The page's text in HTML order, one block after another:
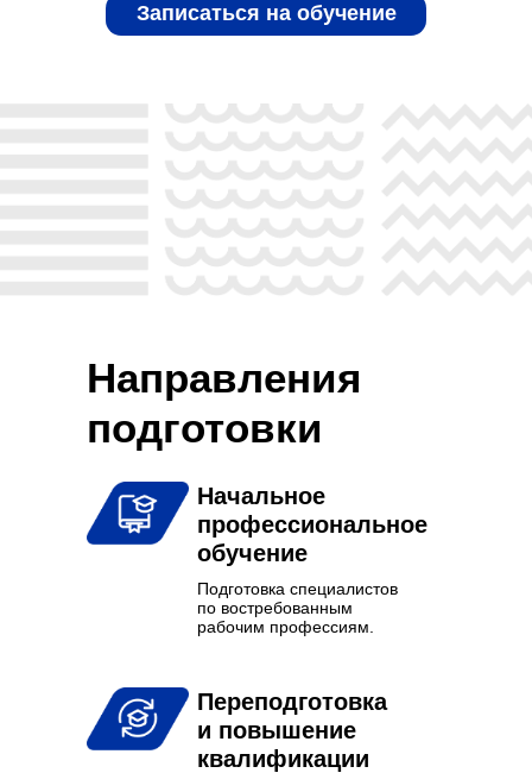
Записаться на обучение
Начальное
профессиональное
обучение
Подготовка специалистов
по востребованным
рабочим профессиям.
Переподготовка
и повышение
квалификации
Направления
подготовки